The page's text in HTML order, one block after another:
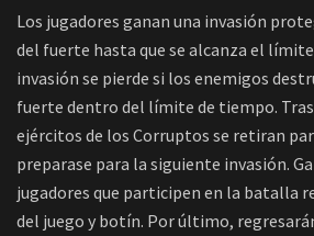
Los jugadores ganan una invasión
del fuerte hasta que se alcanza el
invasión se pierde si los enemigos
fuerte dentro del límite de tiempo.
ejércitos de los Corruptos se retiran
preparase para la siguiente invasión.
jugadores que participen en la batalla
del juego y botín. Por último,